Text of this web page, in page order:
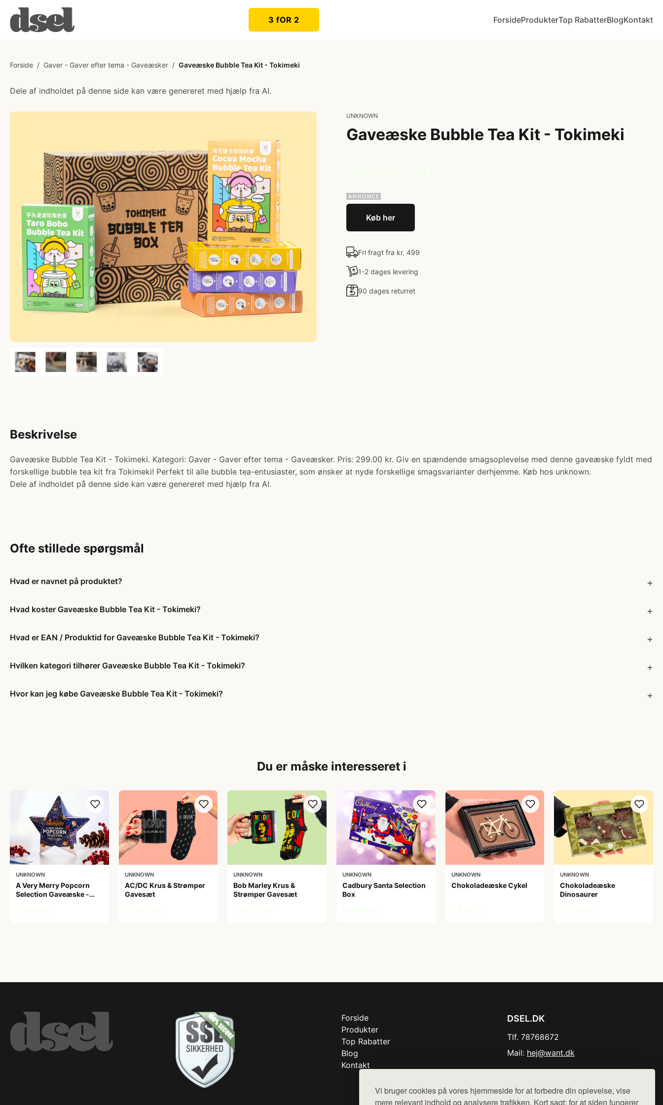
Vi bruger cookies på vores hjemmeside for at forbedre din oplevelse, vise
mere relevant indhold og analysere trafikken. Kort sagt: for at siden fungerer
3 fOR 2 ForsideProdukterTop RabatterBlogKontakt
Forside / Gaver - Gaver efter tema - Gaveæsker / Gaveæske Bubble Tea Kit - Tokimeki
Dele af indholdet på denne side kan være genereret med hjælp fra AI.
UNKNOWN
Gaveæske Bubble Tea Kit - Tokimeki
Køb her
Fri fragt fra kr. 499
1-2 dages levering
90 dages returret
Beskrivelse
Gaveæske Bubble Tea Kit - Tokimeki. Kategori: Gaver - Gaver efter tema - Gaveæsker. Pris: 299.00 kr. Giv en spændende smagsoplevelse med denne gaveæske fyldt med
forskellige bubble tea kit fra Tokimeki! Perfekt til alle bubble tea-entusiaster, som ønsker at nyde forskellige smagsvarianter derhjemme. Køb hos unknown.
Dele af indholdet på denne side kan være genereret med hjælp fra AI.
Ofte stillede spørgsmål
Hvad er navnet på produktet?
Hvad koster Gaveæske Bubble Tea Kit - Tokimeki?
Hvad er EAN / Produktid for Gaveæske Bubble Tea Kit - Tokimeki?
Hvilken kategori tilhører Gaveæske Bubble Tea Kit - Tokimeki?
Hvor kan jeg købe Gaveæske Bubble Tea Kit - Tokimeki?
Du er måske interesseret i
UNKNOWN
A Very Merry Popcorn
Selection Gaveæske -
UNKNOWN
AC/DC Krus & Strømper
Gavesæt
UNKNOWN
Bob Marley Krus &
Strømper Gavesæt
UNKNOWN
Cadbury Santa Selection
Box
UNKNOWN
Chokoladeæske Cykel
UNKNOWN
Chokoladeæske
Dinosaurer
Forside
Produkter
Top Rabatter
Blog
Kontakt
DSEL.DK
Tlf. 78768672
Mail: hej@want.dk